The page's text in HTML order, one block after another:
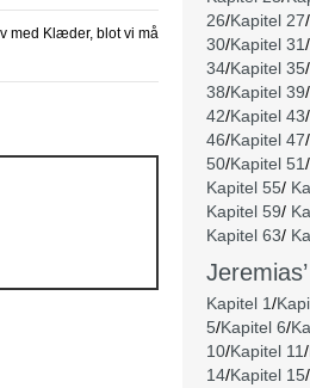
med Klæder, blot vi må
26/Kapitel 27/
30/Kapitel 31/
34/Kapitel 35/
38/Kapitel 39/
42/Kapitel 43/
46/Kapitel 47/
50/Kapitel 51/
Kapitel 55/
Kapitel 59/
Kapitel 63/
Kapitel 1/
5/Kapitel 6/
10/Kapitel 11/
14/Kapitel 15/